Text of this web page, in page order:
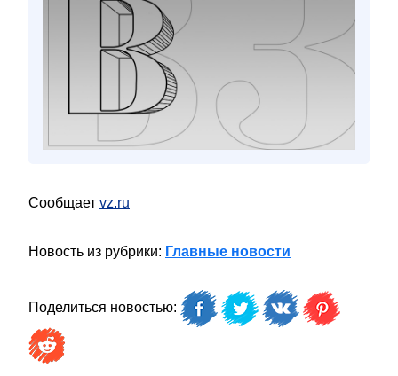
Сообщает vz.ru
Новость из рубрики: Главные новости
Поделиться новостью: